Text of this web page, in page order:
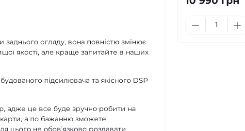
огляду, вона повністю змінює
якості, але краще запитайте в наших
підсилювача та якісного DSP
адже це все буде зручно робити на
а по бажанню зможете
цього не обовʼязково роздавати